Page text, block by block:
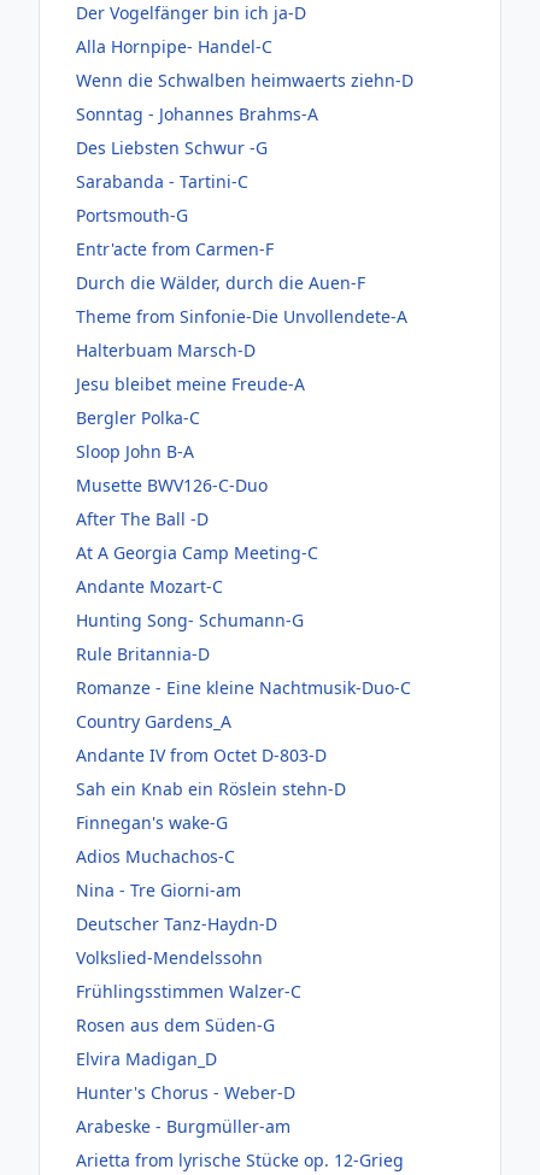
Der Vogelfänger bin ich ja-D
Alla Hornpipe- Handel-C
Wenn die Schwalben heimwaerts ziehn-D
Sonntag - Johannes Brahms-A
Des Liebsten Schwur -G
Sarabanda - Tartini-C
Portsmouth-G
Entr'acte from Carmen-F
Durch die Wälder, durch die Auen-F
Theme from Sinfonie-Die Unvollendete-A
Halterbuam Marsch-D
Jesu bleibet meine Freude-A
Bergler Polka-C
Sloop John B-A
Musette BWV126-C-Duo
After The Ball -D
At A Georgia Camp Meeting-C
Andante Mozart-C
Hunting Song- Schumann-G
Rule Britannia-D
Romanze - Eine kleine Nachtmusik-Duo-C
Country Gardens_A
Andante IV from Octet D-803-D
Sah ein Knab ein Röslein stehn-D
Finnegan's wake-G
Adios Muchachos-C
Nina - Tre Giorni-am
Deutscher Tanz-Haydn-D
Volkslied-Mendelssohn
Frühlingsstimmen Walzer-C
Rosen aus dem Süden-G
Elvira Madigan_D
Hunter's Chorus - Weber-D
Arabeske - Burgmüller-am
Arietta from lyrische Stücke op. 12-Grieg